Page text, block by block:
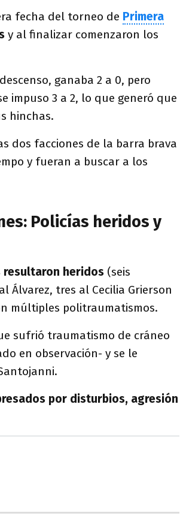
fecha del torneo de Primera
y al finalizar comenzaron los
ganaba 2 a 0, pero
impuso 3 a 2, lo que generó que
hinchas.
dos facciones de la barra brava
y fueran a buscar a los
Policías heridos y
resultaron heridos (seis
Álvarez, tres al Cecilia Grierson
múltiples politraumatismos.
sufrió traumatismo de cráneo
en observación- y se le
por disturbios, agresión